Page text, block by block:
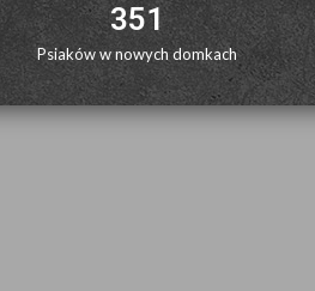
351
Psiaków w nowych domkach